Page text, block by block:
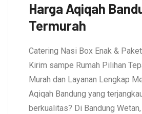
Harga Aqiqah
Termurah
Catering Nasi Box Enak &
Kirim sampe Rumah Pilihan
Murah dan Layanan Lengkap
Aqiqah Bandung yang
berkualitas? Di Bandung